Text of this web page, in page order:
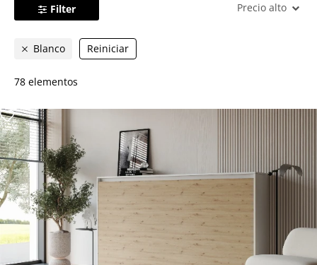
Filter Precio alto
Blanco Reiniciar
78 elementos